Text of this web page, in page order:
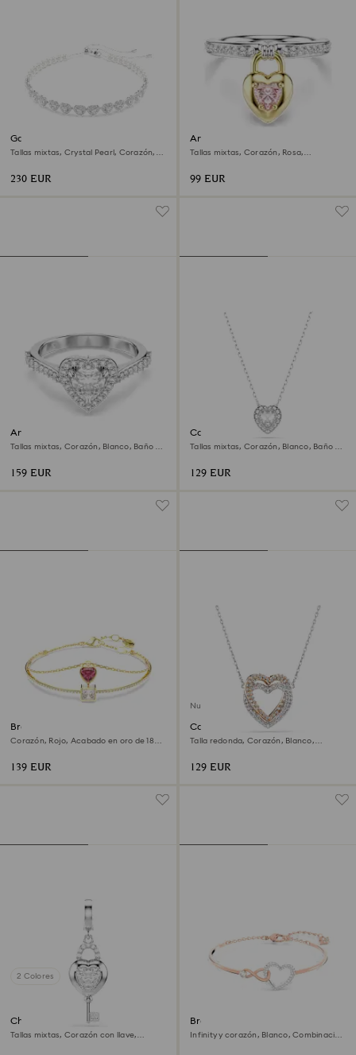
Gargantilla Ariana Grande x
Swarovski
Tallas mixtas, Crystal Pearl, Corazón,
230 EUR
Anillo con motivo Idyllia
Tallas mixtas, Corazón, Rosa,
99 EUR
Anillo con motivo Una Angelic
Tallas mixtas, Corazón, Blanco, Baño de
159 EUR
Colgante Ariana Grande x
Swarovski
Tallas mixtas, Corazón, Blanco, Baño de
129 EUR
Brazalete Chroma
Corazón, Rojo, Acabado en oro de 18
139 EUR
Nuevo
Collar Hyperbola
Talla redonda, Corazón, Blanco,
129 EUR
2 Colores
Charm Idyllia
Tallas mixtas, Corazón con llave,
Brazalete Hyperbola
Infinity y corazón, Blanco, Combinación